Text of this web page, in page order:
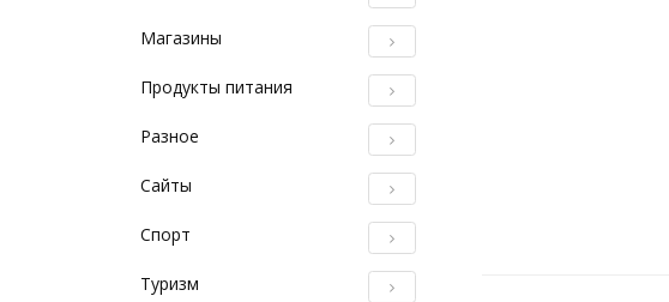
Магазины
Продукты питания
Разное
Сайты
Спорт
Туризм